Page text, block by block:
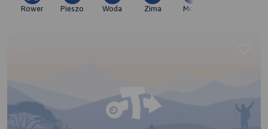
Rower Pieszo Woda Zima Moto